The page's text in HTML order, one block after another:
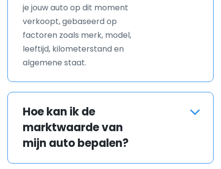
je jouw auto op dit moment
verkoopt, gebaseerd op
factoren zoals merk, model,
leeftijd, kilometerstand en
algemene staat.
Hoe kan ik de
marktwaarde van
mijn auto bepalen?